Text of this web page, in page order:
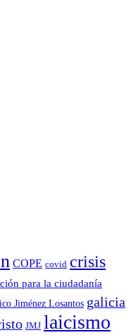
COPE covid crisis
para la ciudadaní­a
Jiménez Losantos galicia
JMJ laicismo